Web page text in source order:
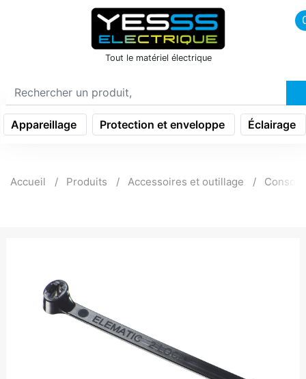
icon menu burger
Tout le matériel électrique
Appareillage Protection et enveloppe Éclairage
Accueil Produits Accessoires et outillage